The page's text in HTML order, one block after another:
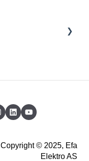
Copyright © 2025, Efa
Elektro AS